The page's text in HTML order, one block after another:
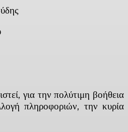
για την πολύτιμη βοήθεια
πληροφοριών, την κυρία